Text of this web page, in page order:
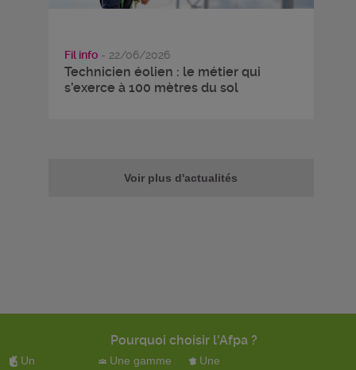
Fil info - 22/06/2026
Technicien éolien : le métier qui
s’exerce à 100 mètres du sol
Voir plus d'actualités
Pourquoi choisir l'Afpa ?
Un
Une gamme
Une